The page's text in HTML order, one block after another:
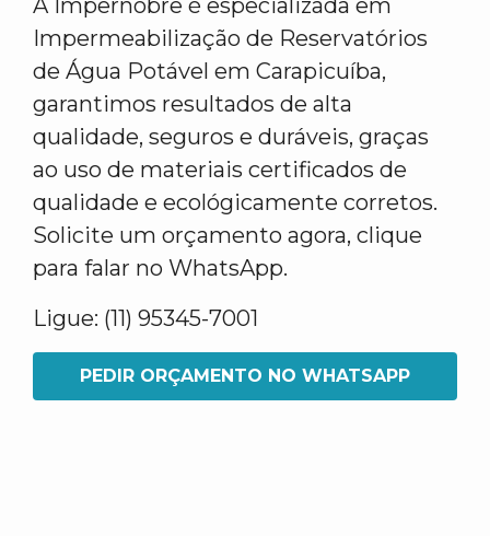
A Impernobre é especializada em
Impermeabilização de Reservatórios
de Água Potável em Carapicuíba,
garantimos resultados de alta
qualidade, seguros e duráveis, graças
ao uso de materiais certificados de
qualidade e ecológicamente corretos.
Solicite um orçamento agora, clique
para falar no WhatsApp.
Ligue: (11) 95345-7001
PEDIR ORÇAMENTO NO WHATSAPP